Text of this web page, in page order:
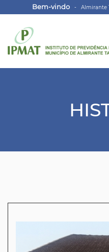
Bem-vindo- Almirante